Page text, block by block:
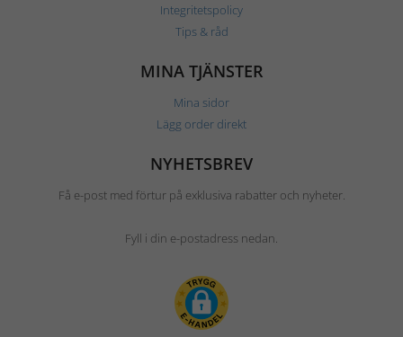
Integritetspolicy
Tips & råd
MINA TJÄNSTER
Mina sidor
Lägg order direkt
NYHETSBREV
Få e-post med förtur på exklusiva rabatter och nyheter.
Fyll i din e-postadress nedan.